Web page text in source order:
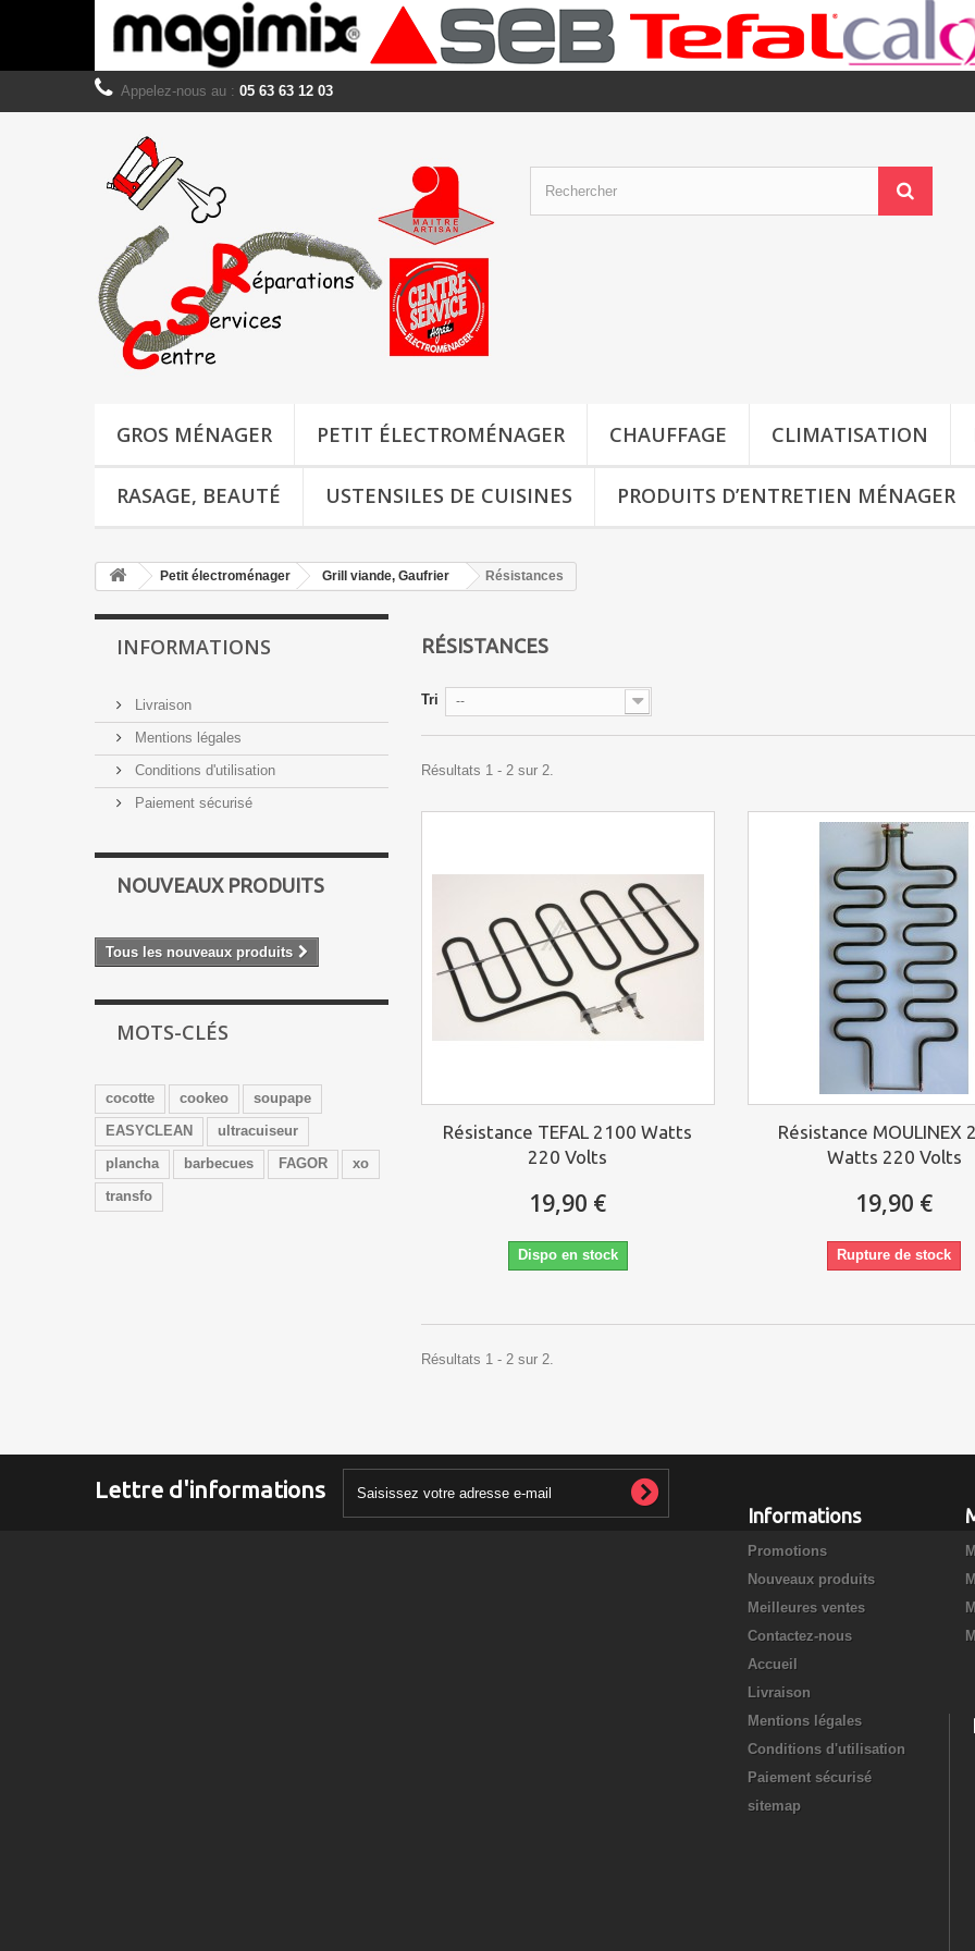
Appelez-nous au : 05 63 63 12 03
GROS MÉNAGER PETIT ÉLECTROMÉNAGER CHAUFFAGE CLIMATISATION
RASAGE, BEAUTÉ USTENSILES DE CUISINES PRODUITS D’ENTRETIEN MÉNAGER
Petit électroménager Grill viande, Gaufrier Résistances
INFORMATIONS
Livraison
Mentions légales
Conditions d'utilisation
Paiement sécurisé
NOUVEAUX PRODUITS
Tous les nouveaux produits
MOTS-CLÉS
cocotte cookeo
soupape
EASYCLEAN
ultracuiseur
plancha
barbecues FAGOR
xo
transfo
RÉSISTANCES
Tri --
Résultats 1 - 2 sur 2.
Résistance TEFAL 2100 Watts
220 Volts
19,90 €
Dispo en stock
Résistance MOULINEX
Watts 220 Volts
19,90 €
Rupture de stock
Résultats 1 - 2 sur 2.
Lettre d'informations
Informations
Promotions
Nouveaux produits
Meilleures ventes
Contactez-nous
Accueil
Livraison
Mentions légales
Conditions d'utilisation
Paiement sécurisé
sitemap